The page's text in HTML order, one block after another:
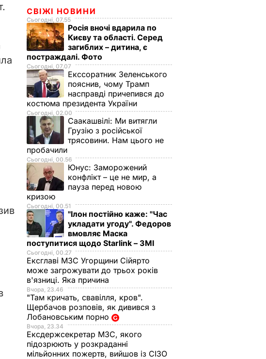
СВІЖІ НОВИНИ
Сьогодні, 07.55
Росія вночі вдарила по
Києву та області. Серед
загиблих – дитина, є
постраждалі. Фото
Сьогодні, 07.07
Екссоратник Зеленського
пояснив, чому Трамп
насправді причепився до
костюма президента України
Сьогодні, 02.00
Саакашвілі: Ми витягли
Грузію з російської
трясовини. Нам цього не
пробачили
Сьогодні, 00.56
Юнус: Заморожений
конфлікт – це не мир, а
пауза перед новою
кризою
Сьогодні, 00.51
"Ілон постійно каже: "Час
укладати угоду". Федоров
вмовляє Маска
поступитися щодо Starlink – ЗМІ
Сьогодні, 00.27
Ексглаві МЗС Угорщини Сійярто
може загрожувати до трьох років
в'язниці. Яка причина
Вчора, 23.46
"Там кричать, свавілля, кров".
Щербачов розповів, як дивився з
Лобановським порно
Вчора, 23.34
Ексдержсекретар МЗС, якого
підозрюють у розкраданні
мільйонних пожертв, вийшов із СІЗО